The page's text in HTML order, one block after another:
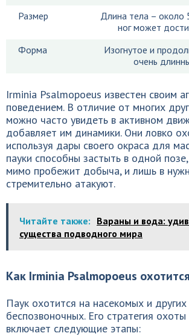
Размер
Длина тела – около
ног может
Форма
Изогнутое и
очень
Irminia Psalmopoeus известен своим
поведением. В отличие от многих
можно часто увидеть в активном
добавляет им динамики. Они ловко
используя дары своего окрасa для
пауки способны застыть в одной
мимо пробежит добыча, и лишь в
стремительно атакуют.
Читайте также: Вараны и вода:
существа подводного мира
Как Irminia Psalmopoeus охотится
Паук охотится на насекомых и
беспозвоночных. Его стратегия
включает следующие этапы: